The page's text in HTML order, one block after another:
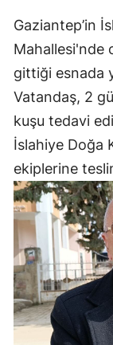
Gaziantep’in
Mahallesi'nde
gittiği esnada
Vatandaş, 2
kuşu tedavi
İslahiye Doğa
ekiplerine